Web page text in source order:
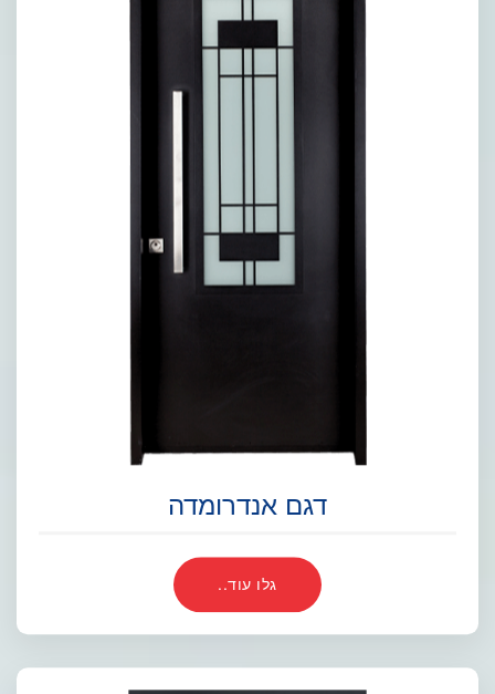
דגם אנדרומדה
גלו עוד..